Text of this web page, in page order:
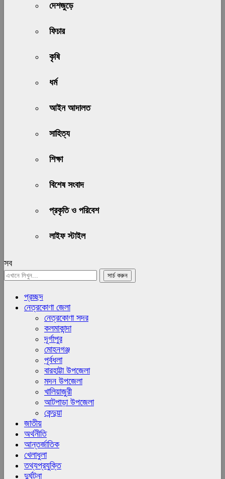
দেশজুড়ে
ফিচার
কৃষি
ধর্ম
আইন আদালত
সাহিত্য
শিক্ষা
বিশেষ সংবাদ
প্রকৃতি ও পরিবেশ
লাইফ স্টাইল
সব
প্রচ্ছদ
নেত্রকোণা জেলা
নেত্রকোণা সদর
কলমাকান্দা
দূর্গাপুর
মোহনগঞ্জ
পূর্বধলা
বারহাট্টা উপজেলা
মদন উপজেলা
খালিয়াজুরী
আটপাড়া উপজেলা
কেন্দুয়া
জাতীয়
অর্থনীতি
আন্তর্জাতিক
খেলাধুলা
তথ্যপ্রযুক্তি
দুর্ঘটনা